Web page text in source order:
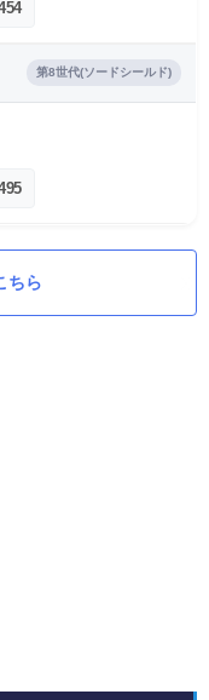
第8世代(ソードシールド)
ちら